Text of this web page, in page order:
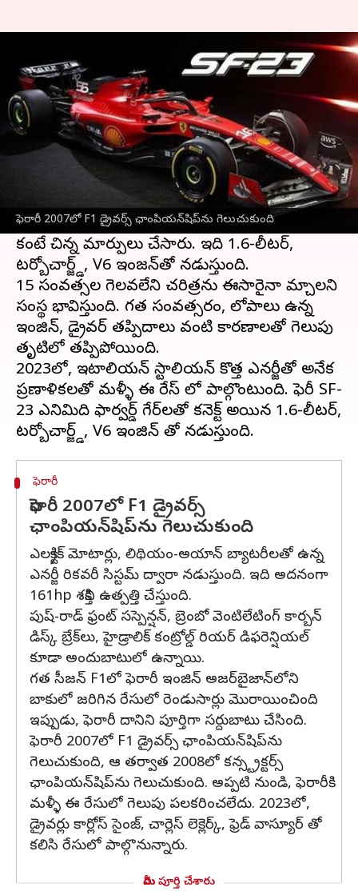
ఫెరారీ 2007లో F1 డ్రైవర్స్ ఛాంపియన్‌షిప్‌ను గెలుచుకుంది
2023 ఫార్ములా 1 సీజన్ కోసం SF-23
రేస్ కారును ప్రదర్శిస్తున్న ఫెరారీ
వ్రాసిన వారు Nishkala Sathivada Feb 15, 2023
ఈ వార్తాకథనం ఏంటి
రాబోయే 2023ఫార్ములా 1
(F1) సీజన్‌కు ముందు,
ఇటాలియన్ వాహన తయారీ సంస్థ ఫెరారీ తన SF-23
రేస్ కారును ప్రకటించింది. గత సంవత్సరం మోడల్
కంటే చిన్న మార్పులు చేసారు. ఇది 1.6-లీటర్,
టర్బోచార్జ్డ్, V6 ఇంజన్‌తో నడుస్తుంది.
15 సంవత్సరాల గెలవలేని చరిత్రను ఈసారైనా మార్చాలని
సంస్థ భావిస్తుంది. గత సంవత్సరం, లోపాలు ఉన్న
ఇంజిన్‌, డ్రైవర్ తప్పిదాలు వంటి కారణాలతో గెలుపు
తృటిలో తప్పిపోయింది.
2023లో, ఇటాలియన్ స్టాలియన్ కొత్త ఎనర్జీతో అనేక
ప్రణాళికలతో మళ్ళీ ఈ రేస్ లో పాల్గొంటుంది. ఫెరారీ SF-
23 ఎనిమిది ఫార్వర్డ్ గేర్‌లతో కనెక్ట్ అయిన 1.6-లీటర్,
ఫెరారీ
ఫెరారీ 2007లో F1 డ్రైవర్స్
ఛాంపియన్‌షిప్‌ను గెలుచుకుంది
ఎలక్ట్రిక్ మోటార్లు, లిథియం-అయాన్ బ్యాటరీలతో ఉన్న
ఎనర్జీ రికవరీ సిస్టమ్ ద్వారా నడుస్తుంది. ఇది అదనంగా
161hp శక్తిని ఉత్పత్తి చేస్తుంది.
పుష్-రాడ్ ఫ్రంట్ సస్పెన్షన్, బ్రెంబో వెంటిలేటింగ్ కార్బన్
డిస్క్ బ్రేక్‌లు, హైడ్రాలిక్ కంట్రోల్డ్ రియర్ డిఫరెన్షియల్
కూడా అందుబాటులో ఉన్నాయి.
గత సీజన్ F1లో ఫెరారీ ఇంజిన్ అజర్‌బైజాన్‌లోని
బాకులో జరిగిన రేసులో రెండుసార్లు మొరాయించింది
ఇప్పుడు, ఫెరారీ దానిని పూర్తిగా సర్దుబాటు చేసింది.
ఫెరారీ 2007లో F1 డ్రైవర్స్ ఛాంపియన్‌షిప్‌ను
గెలుచుకుంది, ఆ తర్వాత 2008లో కన్స్ట్రక్టర్స్
ఛాంపియన్‌షిప్‌ను గెలుచుకుంది. అప్పటి నుండి, ఫెరారీకి
మళ్ళీ ఈ రేసులో గెలుపు పలకరించలేదు. 2023లో,
డ్రైవర్లు కార్లోస్ సైంజ్, చార్లెస్ లెక్లెర్క్, ఫ్రెడ్ వాస్యూర్ తో
కలిసి రేసులో పాల్గొనున్నారు.
మీరు పూర్తి చేశారు